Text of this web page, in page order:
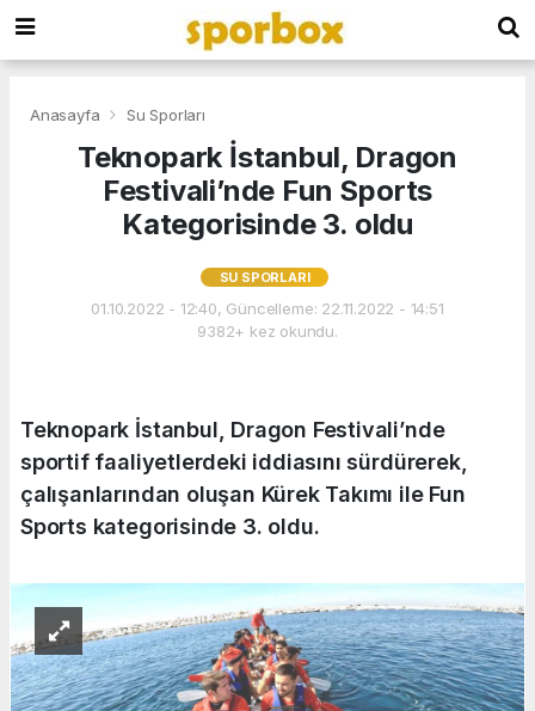
Anasayfa Su Sporları
Teknopark İstanbul, Dragon
Festivali’nde Fun Sports
Kategorisinde 3. oldu
SU SPORLARI
01.10.2022 - 12:40, Güncelleme: 22.11.2022 - 14:51
9382+ kez okundu.
Teknopark İstanbul, Dragon Festivali’nde
sportif faaliyetlerdeki iddiasını sürdürerek,
çalışanlarından oluşan Kürek Takımı ile Fun
Sports kategorisinde 3. oldu.